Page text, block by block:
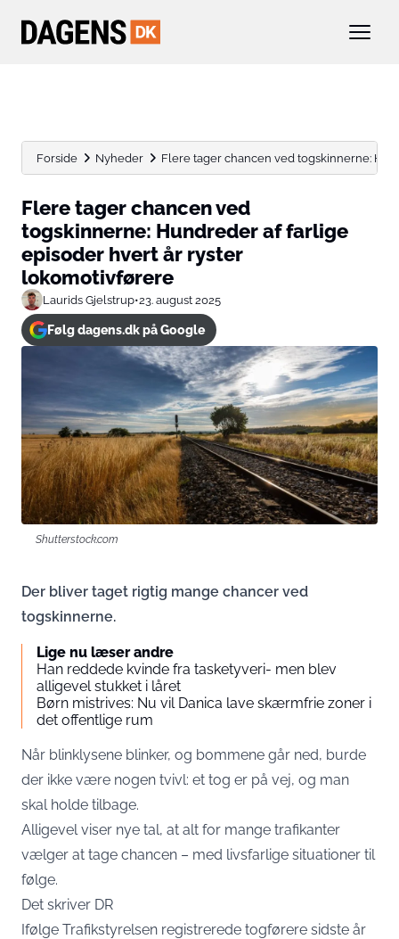
Forside Nyheder Flere tager chancen ved togskinnerne:
Flere tager chancen ved
togskinnerne: Hundreder af farlige
episoder hvert år ryster
lokomotivførere
Laurids Gjelstrup•23. august 2025
Følg dagens.dk på Google
Shutterstock.com
Der bliver taget rigtig mange chancer ved
togskinnerne.
Lige nu læser andre
Han reddede kvinde fra tasketyveri- men blev
alligevel stukket i låret
Børn mistrives: Nu vil Danica lave skærmfrie zoner i
det offentlige rum
Når blinklysene blinker, og bommene går ned, burde
der ikke være nogen tvivl: et tog er på vej, og man
skal holde tilbage.
Alligevel viser nye tal, at alt for mange trafikanter
vælger at tage chancen – med livsfarlige situationer til
følge.
Det skriver DR
Ifølge Trafikstyrelsen registrerede togførere sidste år